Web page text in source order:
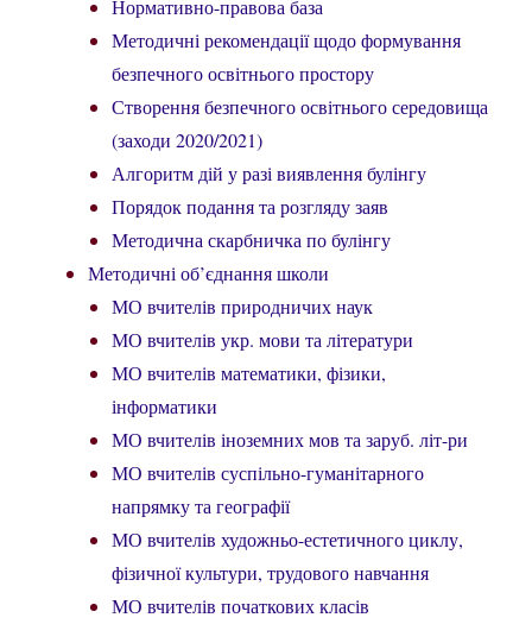
Нормативно-правова база
Методичні рекомендації щодо формування
безпечного освітнього простору
Створення безпечного освітнього середовища
(заходи 2020/2021)
Алгоритм дій у разі виявлення булінгу
Порядок подання та розгляду заяв
Методична скарбничка по булінгу
Методичні об’єднання школи
МО вчителів природничих наук
МО вчителів укр. мови та літератури
МО вчителів математики, фізики,
інформатики
МО вчителів іноземних мов та заруб. літ-ри
МО вчителів суспільно-гуманітарного
напрямку та географії
МО вчителів художньо-естетичного циклу,
фізичної культури, трудового навчання
МО вчителів початкових класів